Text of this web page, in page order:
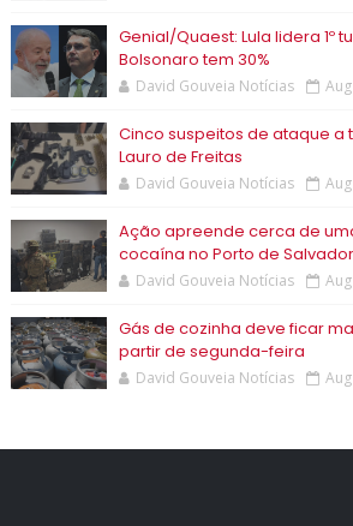
Genial/Quaest: Lula lidera 1º
Bolsonaro tem 30%
David Gouveia Notícias
Cinco suspeitos de ataque a
Lauro de Freitas
David Gouveia Notícias
Ação apreende cerca de
cocaína no Porto de Salvador
David Gouveia Notícias
Gás de cozinha deve ficar
partir de segunda-feira
David Gouveia Notícias